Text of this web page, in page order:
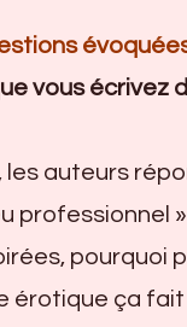
vous écrivez
les auteurs
professionnel
pourquoi
érotique ça fait